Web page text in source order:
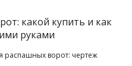
распашных ворот: чертеж